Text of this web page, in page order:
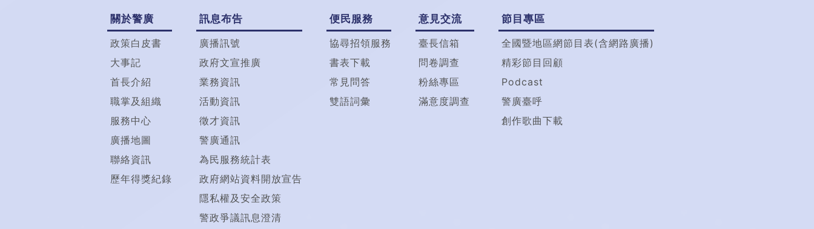
關於警廣
政策白皮書
大事記
首長介紹
職掌及組織
服務中心
廣播地圖
聯絡資訊
歷年得獎紀錄
訊息布告
廣播訊號
政府文宣推廣
業務資訊
活動資訊
徵才資訊
警廣通訊
為民服務統計表
政府網站資料開放宣告
隱私權及安全政策
警政爭議訊息澄清
便民服務
協尋招領服務
書表下載
常見問答
雙語詞彙
意見交流
臺長信箱
問卷調查
粉絲專區
滿意度調查
節目專區
全國暨地區網節目表(含網路廣播)
精彩節目回顧
Podcast
警廣臺呼
創作歌曲下載